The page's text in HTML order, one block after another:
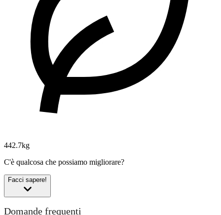
442.7kg
C'è qualcosa che possiamo migliorare?
Facci sapere!
Domande frequenti